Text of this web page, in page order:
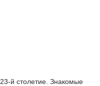
23-й столетие. Знакомые